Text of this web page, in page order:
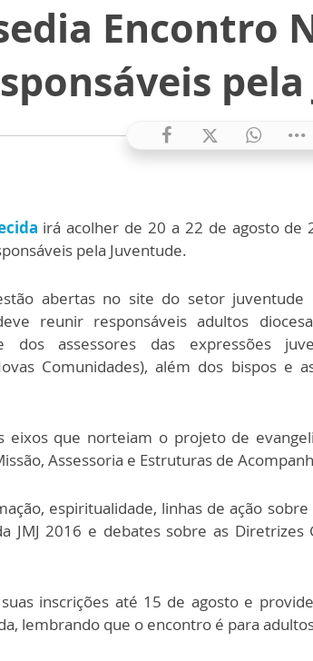
Encontro
irá acolher de 20 a 22 de agosto de
pela Juventude.
abertas no site do setor juventude
reunir responsáveis adultos
dos assessores das expressões
Comunidades), além dos bispos e
que norteiam o projeto de
Assessoria e Estruturas de
espiritualidade, linhas de ação
JMJ 2016 e debates sobre as Diretrizes
inscrições até 15 de agosto e
lembrando que o encontro é para